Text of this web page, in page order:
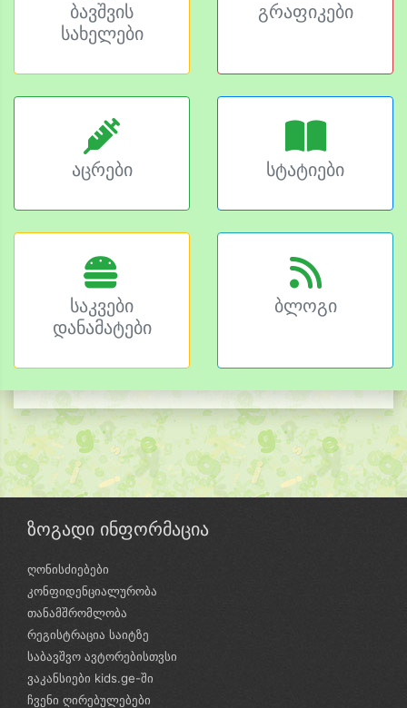
ბავშვის
სახელები
გრაფიკები
აცრები სტატიები
საკვები
დანამატები
ბლოგი
ზოგადი ინფორმაცია
ღონისძიებები
კონფიდენციალურობა
თანამშრომლობა
რეგისტრაცია საიტზე
საბავშვო ავტორებისთვსი
ვაკანსიები kids.ge-ში
ჩვენი ღირებულებები